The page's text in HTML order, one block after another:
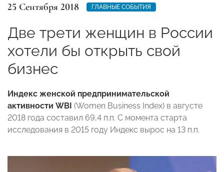
25 Сентября 2018 ГЛАВНЫЕ СОБЫТИЯ
Две трети женщин в России
хотели бы открыть свой
бизнес
Индекс женской предпринимательской
активности WBI (Women Business Index) в августе
2018 года составил 69,4 п.п. С момента старта
исследования в 2015 году Индекс вырос на 13 п.п.